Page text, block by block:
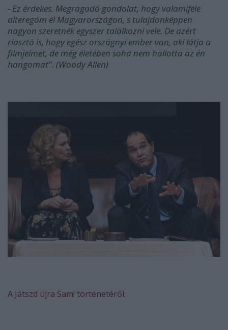
- Ez érdekes. Megragadó gondolat, hogy valamiféle
alteregóm él Magyarországon, s tulajdonképpen
nagyon szeretnék egyszer találkozni vele. De azért
riasztó is, hogy egész országnyi ember van, aki látja a
filmjeimet, de még életében soha nem hallotta az én
hangomat". (Woody Allen)
A Játszd újra Sam! történetéről: